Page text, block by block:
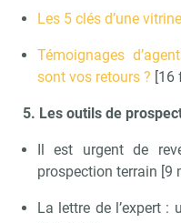
Les 5 clés d’une
Témoignages
sont vos retours ? [16
5. Les outils de
Il est urgent de
prospection terrain [9
La lettre de l’expert :